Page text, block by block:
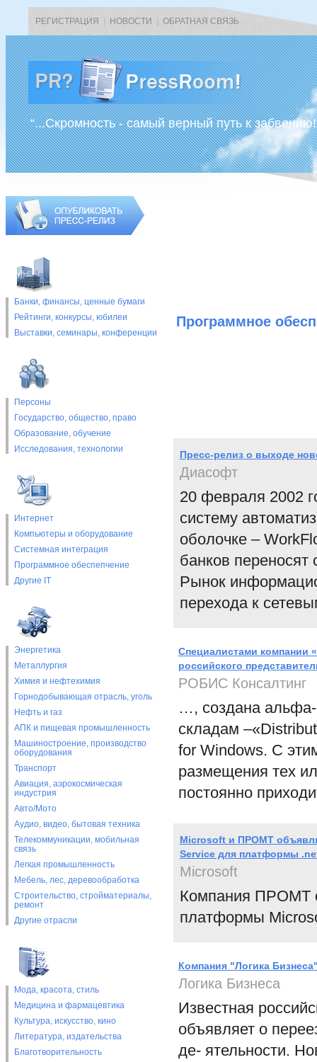
РЕГИСТРАЦИЯ НОВОСТИ ОБРАТНАЯ СВЯЗЬ
“...Скромность - самый верный путь к
Банки, финансы, ценные бумаги
Рейтинги, конкурсы, юбилеи
Выставки, cеминары, конференции
Персоны
Государство, общество, право
Образование, обучение
Исследования, технологии
Интернет
Компьютеры и оборудование
Системная интеграция
Программное обеспепчение
Другие IT
Энергетика
Металлургия
Химия и нефтехимия
Горнодобывающая отрасль, уголь
Нефть и газ
АПК и пищевая промышленность
Машиностроение, производство
оборудования
Транспорт
Авиация, аэрокосмическая
индустрия
Авто/Мото
Аудио, видео, бытовая техника
Телекоммуникации, мобильная
связь
Легкая промышленность
Мебель, лес, деревообработка
Строительство, стройматериалы,
ремонт
Другие отрасли
Мода, красота, стиль
Медицина и фармацевтика
Культура, искусство, кино
Литература, издательства
Благотворительность
Программное
Пресс-релиз о выходе
Диасофт
20 февраля 2002
систему
оболочке –
банков переносят
Рынок
перехода к
Специалистами компании
российского
РОБИС Консалтинг
…, cоздана альфа-
складам
for Windows. С
размещения тех
постоянно
Microsoft и ПРОМТ
Service для платформы
Microsoft
Компания ПРОМТ
платформы
Компания "Логика
Логика Бизнеса
Известная
объявляет о
де- ятельности.